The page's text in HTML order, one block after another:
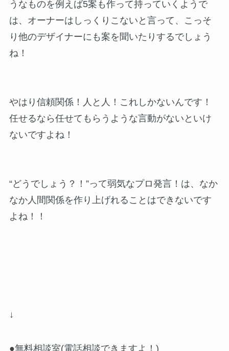
うなものを例えば5案も作って持っていくようで
は、オーナーはしっくりこないと言って、こっそ
り他のデザイナーにも案を聞いたりするでしょう
ね！
やはり信頼関係！人と人！これしかないんです！
任せるなら任せてもらうような言動がないといけ
ないですよね！
“どうでしょう？！”って弱気なプロ発言！は、なか
なか人間関係を作り上げれることはできないです
よね！！
↓
●無料相談室(電話相談できますよ！)